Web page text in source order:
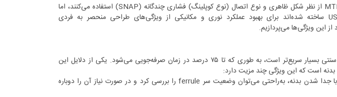
اگرچه کانکتورهای فیبر MPO و کانکتورهای فیبرMTP از نظر شکل ظاهری و نوع اتصال (نوع کوپلینگ) فشاری چندگانه (SNAP) استفاده می‌کنند، اما
کانکتورهای MTP که توسط کمپانی US Conec ساخته شده‌اند برای بهبود عملکرد نوری و مکانیکی از ویژگی‌های طراحی منحصر به فردی
این ویژگی‌ها می‌پردازیم.
نصب سیستم MTP نسبت به سیستم‌های فیبر سنتی بسیار سریع‌تر است، به طوری که تا ۷۵ درصد در زمان صرفه‌جویی می‌شود. یکی از دلایل این
: با جدا شدن بدنه، به‌راحتی می‌توان وضعیت سر ferrule را بررسی کرد و در صورت نیاز آن را دوباره